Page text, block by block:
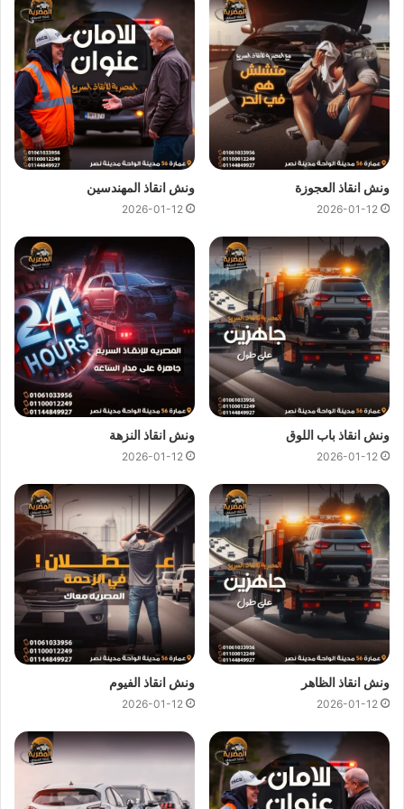
لنقل جميع أنواع السيارات سواء الملاكي أو النقل أو الفارهة مع
الحرص التام على سلامة السيارة أثناء الرفع والنقل حتى تصل إلى
وجهتك دون أي خدش أو ضرر.
ونش انقاذ سيارات في التجمع
الخامس
إذا تعطلت سيارتك داخل شوارع التجمع الخامس أو أمام أحد المولات
الحل الاسرع و الاكثر أمانا نحن نغطي كافة مناطق التجمع بداية من
شارع التسعين الشمالي والجنوبي جميع الأحياء السكنية الداخلية مثل
النرجس والياسمين والبنفسج.
القاهرة الجديدة , تليفون ونش انقاذ التجمع , رقم ونش انقاذ التجمع , تليفون
ونش انقاذ القاهرة الجديدة , افضل ونش انقاذ في التجمع , ارخص ونش انقاذ
القاهرة الجديدة , اسرع ونش انقاذ في التجمع , ونش انقاذ بالقرب مني
ونش انقاذ العجوزة
2026-01-12
ونش انقاذ المهندسين
2026-01-12
ونش انقاذ باب اللوق
2026-01-12
ونش انقاذ النزهة
2026-01-12
ونش انقاذ الظاهر
2026-01-12
ونش انقاذ الفيوم
2026-01-12